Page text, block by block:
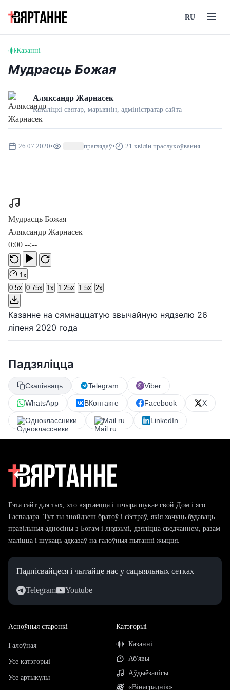
RU
Казанні
Мудрасць Божая
Аляксандр Жарнасек
Каталіцкі святар, марыянін, адмiнiстратар сайта
26.07.2020• праглядаў• 21 хвілін праслухоўвання
Мудрасць Божая
Аляксандр Жарнасек
0:00 --:--
1x
0.5x 0.75x 1x 1.25x 1.5x 2x
Казанне на сямнаццатую звычайную нядзелю 26
ліпеня 2020 года
Падзяліцца
Скапіяваць Telegram Viber
WhatsApp ВКонтакте Facebook X
Одноклассники Mail.ru LinkedIn
Гэта сайт для тых, хто вяртаецца і шчыра шукае свой Дом і яго
Гаспадара. Тут ты знойдзеш братоў і сёстраў, якія хочуць будаваць
правільныя адносіны з Богам і людзьмі, дзяліцца сведчаннем, разам
маліцца і шукаць адказаў на галоўныя пытанні жыцця.
Падпісвайцеся і чытайце нас у сацыяльных сетках
Telegram Youtube
Асноўныя старонкі
Галоўная
Усе катэгорыі
Усе артыкулы
Катэгорыі
Казанні
Аб'явы
Аўдыёзапісы
«Вінаграднік»